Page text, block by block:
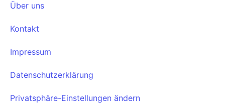
Über uns
Kontakt
Impressum
Datenschutzerklärung
Privatsphäre-Einstellungen ändern